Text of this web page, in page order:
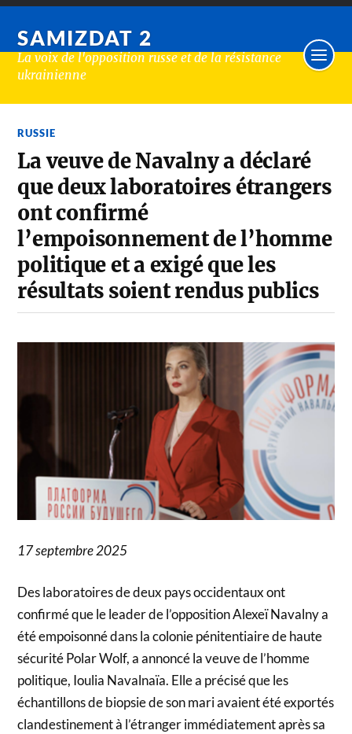
SAMIZDAT 2
La voix de l'opposition russe et de la résistance
ukrainienne
RUSSIE
La veuve de Navalny a déclaré
que deux laboratoires étrangers
ont confirmé
l’empoisonnement de l’homme
politique et a exigé que les
résultats soient rendus publics
17 septembre 2025
Des laboratoires de deux pays occidentaux ont
confirmé que le leader de l’opposition Alexeï Navalny a
été empoisonné dans la colonie pénitentiaire de haute
sécurité Polar Wolf, a annoncé la veuve de l’homme
politique, Ioulia Navalnaïa. Elle a précisé que les
échantillons de biopsie de son mari avaient été exportés
clandestinement à l’étranger immédiatement après sa